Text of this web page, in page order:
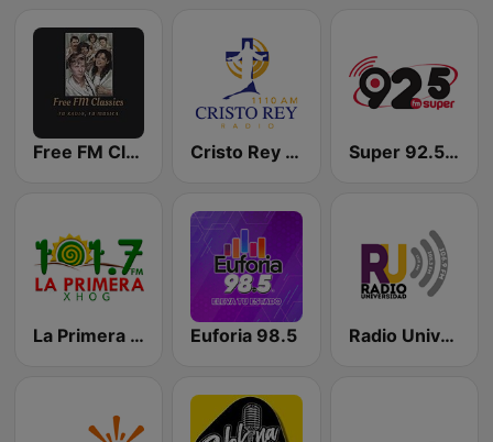
Free FM Classics Mexico Cristo Rey Radio Super 92.5 FM
La Primera 101.7 FM Euforia 98.5 Radio Universidad 105.3 FM